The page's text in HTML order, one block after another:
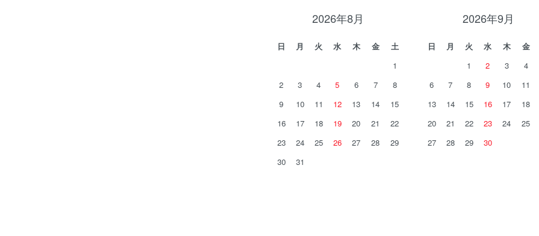
2026年8月
日 月 火 水 木 金
土
1
2
3 4 5 6 7
8
9
10 11 12 13 14
15
16
17 18 19 20 21
22
23
24 25 26 27 28
29
30
31
2026年9月
日 月 火 水 木 金
1
2 3 4
6
7 8 9 10 11
13
14 15 16 17 18
20
21 22 23 24 25
27
28 29 30